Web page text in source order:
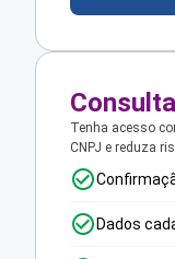
Tenha acesso
CNPJ e reduza
Dados